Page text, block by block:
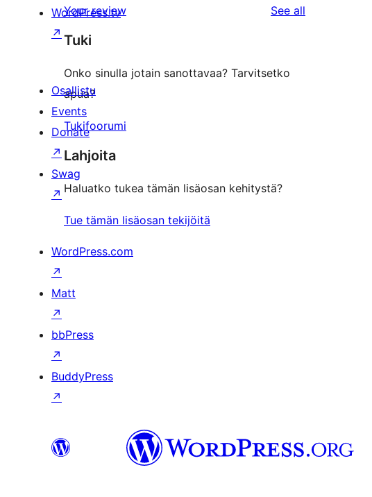
Your review See all
Tuki
Onko sinulla jotain sanottavaa? Tarvitsetko
apua?
Tukifoorumi
Lahjoita
Haluatko tukea tämän lisäosan kehitystä?
Tue tämän lisäosan tekijöitä
WordPress.tv
↗
Osallistu
Events
Donate
↗
Swag
↗
WordPress.com
↗
Matt
↗
bbPress
↗
BuddyPress
↗